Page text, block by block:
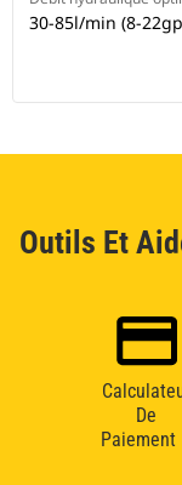
30-85l/min (8-
Outils Et
De
Paiement